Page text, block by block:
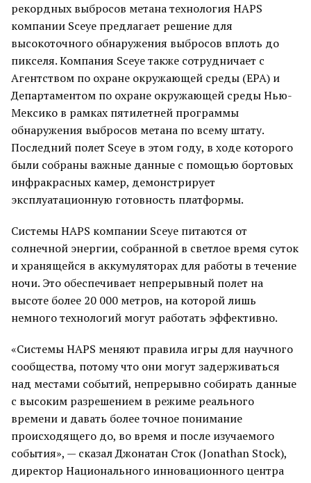
рекордных выбросов метана технология HAPS
компании Sceye предлагает решение для
высокоточного обнаружения выбросов вплоть до
пикселя. Компания Sceye также сотрудничает с
Агентством по охране окружающей среды (EPA) и
Департаментом по охране окружающей среды Нью-
Мексико в рамках пятилетней программы
обнаружения выбросов метана по всему штату.
Последний полет Sceye в этом году, в ходе которого
были собраны важные данные с помощью бортовых
инфракрасных камер, демонстрирует
эксплуатационную готовность платформы.
Системы HAPS компании Sceye питаются от
солнечной энергии, собранной в светлое время суток
и хранящейся в аккумуляторах для работы в течение
ночи. Это обеспечивает непрерывный полет на
высоте более 20 000 метров, на которой лишь
немного технологий могут работать эффективно.
«Системы HAPS меняют правила игры для научного
сообщества, потому что они могут задерживаться
над местами событий, непрерывно собирать данные
с высоким разрешением в режиме реального
времени и давать более точное понимание
происходящего до, во время и после изучаемого
события», — сказал Джонатан Сток (Jonathan Stock),
директор Национального инновационного центра